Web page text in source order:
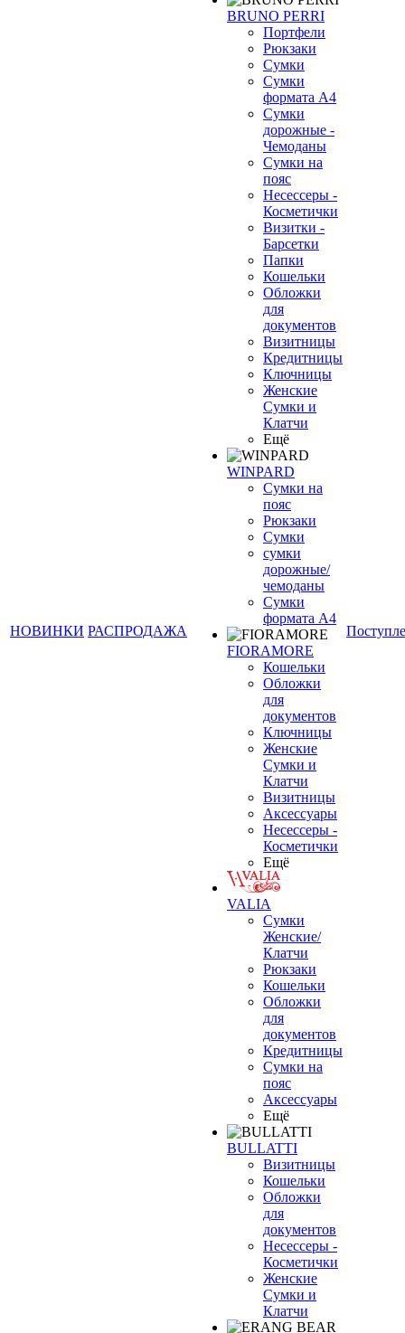
НОВИНКИ РАСПРОДАЖА
BRUNO PERRI
Портфели
Рюкзаки
Сумки
Сумки
формата А4
Сумки
дорожные -
Чемоданы
Сумки на
пояс
Несессеры -
Косметички
Визитки -
Барсетки
Папки
Кошельки
Обложки
для
документов
Визитницы
Кредитницы
Ключницы
Женские
Сумки и
Клатчи
Ещё
WINPARD
Сумки на
пояс
Рюкзаки
Сумки
сумки
дорожные/
чемоданы
Сумки
формата А4
FIORAMORE
Кошельки
Обложки
для
документов
Ключницы
Женские
Сумки и
Клатчи
Визитницы
Аксессуары
Несессеры -
Косметички
Ещё
VALIA
Сумки
Женские/
Клатчи
Рюкзаки
Кошельки
Обложки
для
документов
Кредитницы
Сумки на
пояс
Аксессуары
Ещё
BULLATTI
Визитницы
Кошельки
Обложки
для
документов
Несессеры -
Косметички
Женские
Сумки и
Клатчи